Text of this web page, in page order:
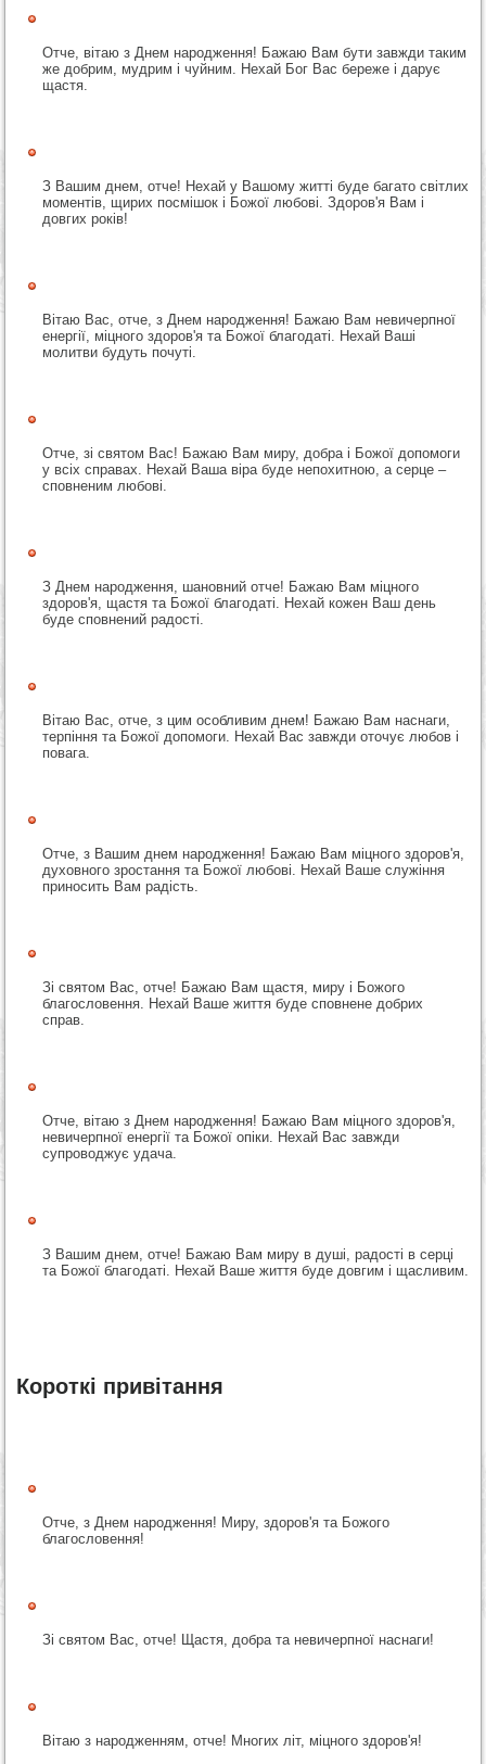
Отче, вітаю з Днем народження! Бажаю Вам бути завжди таким
же добрим, мудрим і чуйним. Нехай Бог Вас береже і дарує
щастя.
З Вашим днем, отче! Нехай у Вашому житті буде багато світлих
моментів, щирих посмішок і Божої любові. Здоров'я Вам і
довгих років!
Вітаю Вас, отче, з Днем народження! Бажаю Вам невичерпної
енергії, міцного здоров'я та Божої благодаті. Нехай Ваші
молитви будуть почуті.
Отче, зі святом Вас! Бажаю Вам миру, добра і Божої допомоги
у всіх справах. Нехай Ваша віра буде непохитною, а серце –
сповненим любові.
З Днем народження, шановний отче! Бажаю Вам міцного
здоров'я, щастя та Божої благодаті. Нехай кожен Ваш день
буде сповнений радості.
Вітаю Вас, отче, з цим особливим днем! Бажаю Вам наснаги,
терпіння та Божої допомоги. Нехай Вас завжди оточує любов і
повага.
Отче, з Вашим днем народження! Бажаю Вам міцного здоров'я,
духовного зростання та Божої любові. Нехай Ваше служіння
приносить Вам радість.
Зі святом Вас, отче! Бажаю Вам щастя, миру і Божого
благословення. Нехай Ваше життя буде сповнене добрих
справ.
Отче, вітаю з Днем народження! Бажаю Вам міцного здоров'я,
невичерпної енергії та Божої опіки. Нехай Вас завжди
супроводжує удача.
З Вашим днем, отче! Бажаю Вам миру в душі, радості в серці
та Божої благодаті. Нехай Ваше життя буде довгим і щасливим.
Короткі привітання
Отче, з Днем народження! Миру, здоров'я та Божого
благословення!
Зі святом Вас, отче! Щастя, добра та невичерпної наснаги!
Вітаю з народженням, отче! Многих літ, міцного здоров'я!